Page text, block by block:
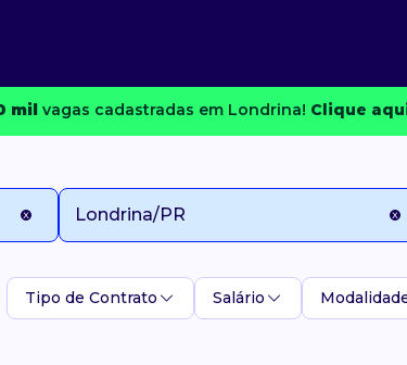
milvagas cadastradas em Londrina! Clique
Tipo de Contrato Salário